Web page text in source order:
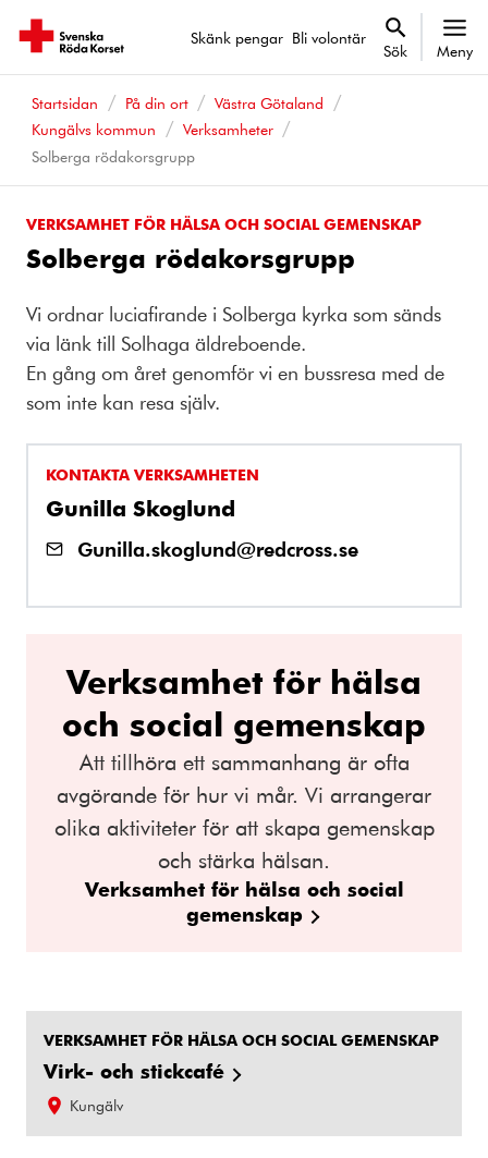
Skänk pengar Bli volontär
Sök Meny
Startsidan På din ort
Västra Götaland
Kungälvs kommun
Verksamheter
Solberga rödakorsgrupp
VERKSAMHET FÖR HÄLSA OCH SOCIAL GEMENSKAP
Solberga rödakorsgrupp
Vi ordnar luciafirande i Solberga kyrka som sänds
via länk till Solhaga äldreboende.
En gång om året genomför vi en bussresa med de
som inte kan resa själv.
KONTAKTA VERKSAMHETEN
Gunilla Skoglund
Gunilla.skoglund@redcross.se
Verksamhet för hälsa
och social gemenskap
Att tillhöra ett sammanhang är ofta
avgörande för hur vi mår. Vi arrangerar
olika aktiviteter för att skapa gemenskap
och stärka hälsan.
Verksamhet för hälsa och social
gemenskap
VERKSAMHET FÖR HÄLSA OCH SOCIAL GEMENSKAP
Virk- och stickcafé
Kungälv